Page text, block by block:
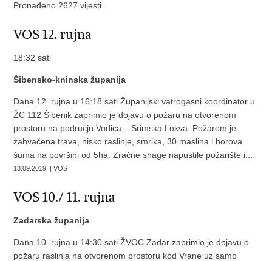
Pronađeno 2627 vijesti.
VOS 12. rujna
18:32 sati
Šibensko-kninska županija
Dana 12. rujna u 16:18 sati Županijski vatrogasni koordinator u
ŽC 112 Šibenik zaprimio je dojavu o požaru na otvorenom
prostoru na području Vodica – Srimska Lokva. Požarom je
zahvaćena trava, nisko raslinje, smrika, 30 maslina i borova
šuma na površini od 5ha. Zračne snage napustile požarište i...
13.09.2019. | VOS
VOS 10./ 11. rujna
Zadarska županija
Dana 10. rujna u 14:30 sati ŽVOC Zadar zaprimio je dojavu o
požaru raslinja na otvorenom prostoru kod Vrane uz samo